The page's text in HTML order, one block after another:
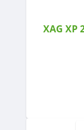
XAG XP